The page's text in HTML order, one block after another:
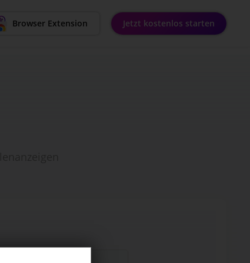
Browser Extension Jetzt kostenlos starten